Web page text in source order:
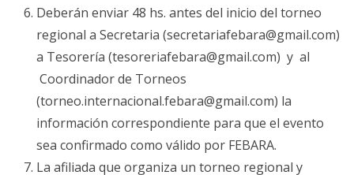
Deberán enviar 48 hs. antes del inicio del torneo
regional a Secretaria (secretariafebara@gmail.com)
a Tesorería (tesoreriafebara@gmail.com) y al
Coordinador de Torneos
(torneo.internacional.febara@gmail.com) la
información correspondiente para que el evento
sea confirmado como válido por FEBARA.
La afiliada que organiza un torneo regional y